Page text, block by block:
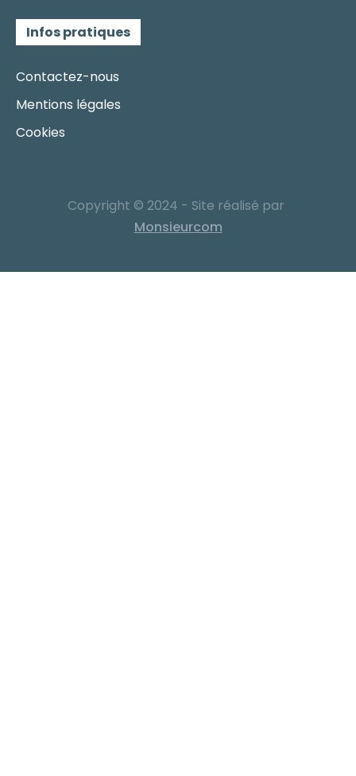
Infos pratiques
Contactez-nous
Mentions légales
Cookies
Copyright © 2024 - Site réalisé par
Monsieurcom